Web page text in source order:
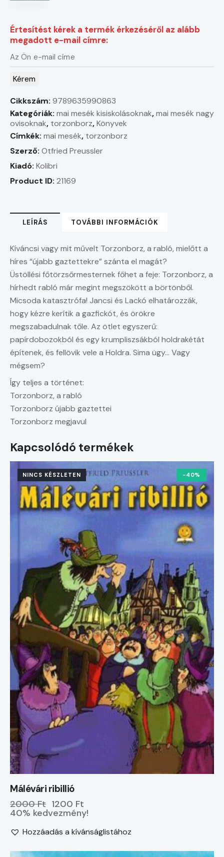
Értesítést kérek a termék érkezéséről az alább
megadott e-mail címre:
Kérem
Cikkszám: 9789635990863
Kategóriák: mai mesék kisiskolásoknak,mai mesék nagy
ovisoknak, torzonborz,Könyvek
Címkék: mai mesék, torzonborz
Szerző: Otfried Preussler
Kiadó: Kolibri
Product ID: 21169
LEÍRÁS TOVÁBBI INFORMÁCIÓK
Kíváncsi vagy mit művelt Torzonborz, a rabló, mielőtt a
híres “újabb gaztettekre” szánta el magát?
Üstöllési főtörzsőrmesternek főhet a feje: Torzonborz, a
hírhedt rabló már megint megszökött a börtönből.
Micsoda katasztrófa! Jancsi és Lackó elhatározzák,
hogy kézre kerítik a gazfickót, és örökre
megszabadulnak tőle. Az ötlet egyszerű:
papírdobozokból és egy krumpliszsákból holdrakétát
építenek, és fellövik vele a Holdra. Sima ügy… Vagy
mégsem?
Így teljes a történet:
Torzonborz, a rabló
Torzonborz újabb gaztettei
Torzonborz megjavul
Kapcsolódó termékek
NINCS KÉSZLETEN -40%
Málévári ribillió
2000 Ft 1200 Ft
40% kedvezmény!
Hozzáadás a kívánságlistához